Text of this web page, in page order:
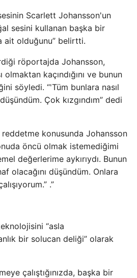
Scarlett Johansson'un
sesini kullanan başka bir
ait olduğunu” belirtti.
röportajda Johansson,
kaçındığını ve bunun
söyledi. “'Tüm bunlara nasıl
Çok kızgındım” dedi
konusunda Johansson
öncü olmak istemediğimi
değerlerime aykırıydı. Bunun
olacağını düşündüm. Onlara
.”
“asla
bir solucan deliği” olarak
çalıştığınızda, başka bir